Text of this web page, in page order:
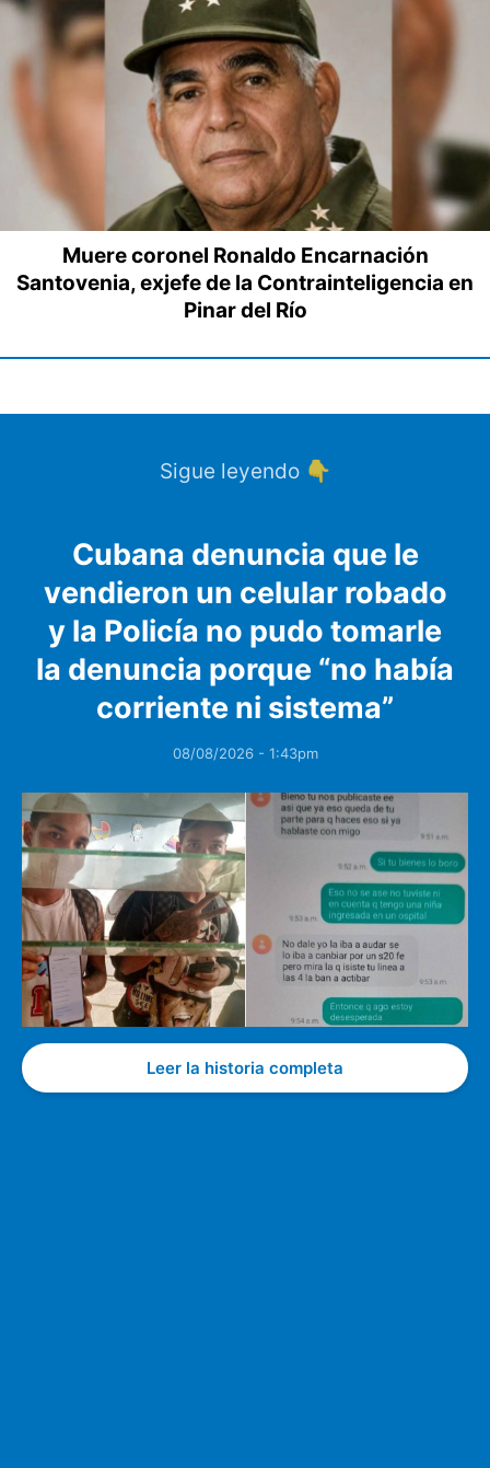
Muere coronel Ronaldo Encarnación
Santovenia, exjefe de la Contrainteligencia en
Pinar del Río
Sigue leyendo 👇